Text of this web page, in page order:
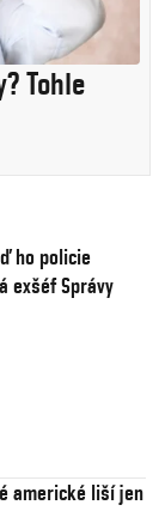
Tohle
ho policie
exšéf Správy
americké liší jen